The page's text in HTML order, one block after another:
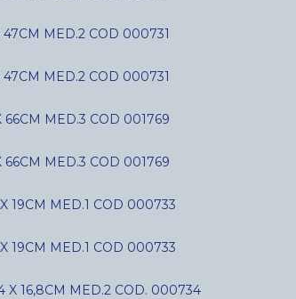
47CM MED.2 COD 000731
47CM MED.2 COD 000731
66CM MED.3 COD 001769
66CM MED.3 COD 001769
19CM MED.1 COD 000733
19CM MED.1 COD 000733
X 16,8CM MED.2 COD. 000734